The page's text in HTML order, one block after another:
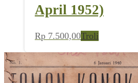
April 1952)
Rp 7.500,00Troli